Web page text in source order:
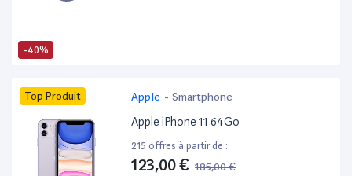
-40%
Top Produit Apple - Smartphone
Apple iPhone 11 64Go
215 offres à partir de :
123,00 € 185,00 €